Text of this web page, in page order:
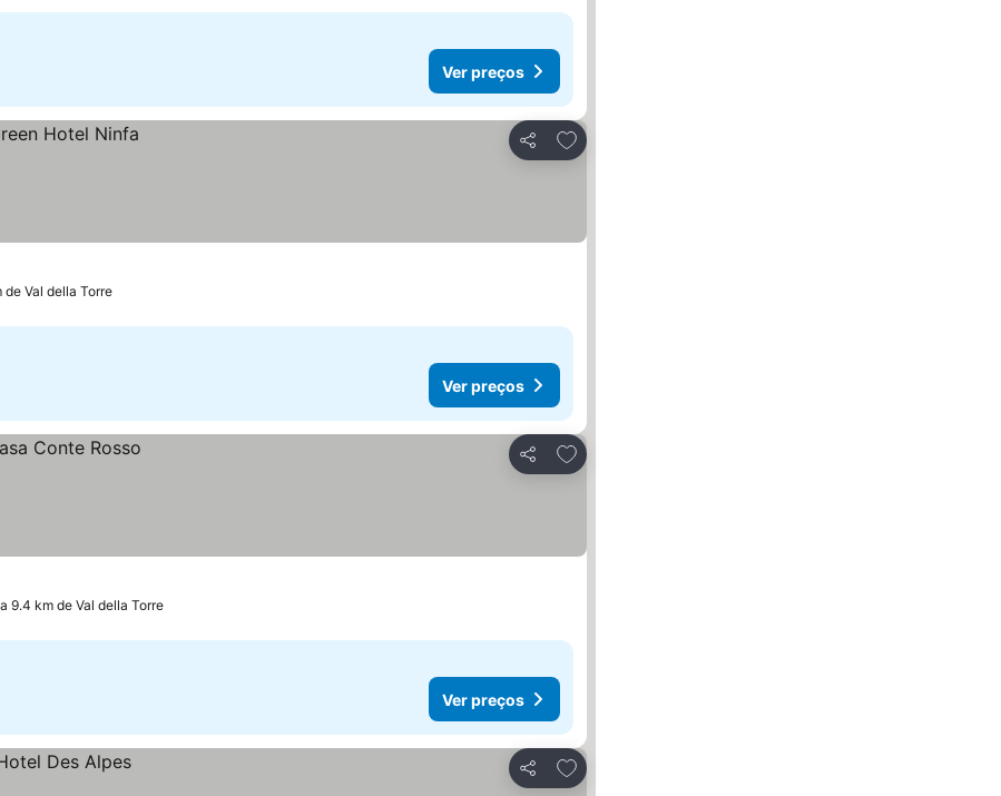
Ver preços
Partilhar
Adicionar aos favoritos
Val della Torre
Ver preços
Partilhar
Adicionar aos favoritos
9.4 km de Val della Torre
Ver preços
Partilhar
Adicionar aos favoritos